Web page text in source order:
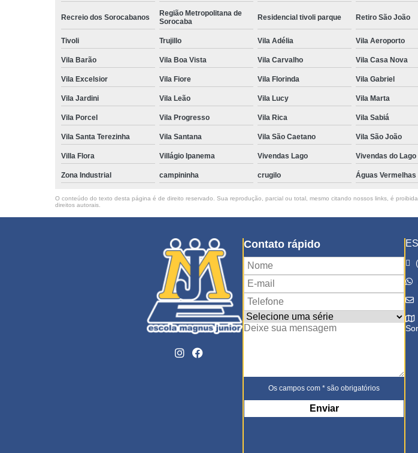
Recreio dos Sorocabanos
Região Metropolitana de
Sorocaba
Residencial tivoli parque Retiro São João
Tivoli Trujillo Vila Adélia Vila Aeroporto
Vila Barão Vila Boa Vista Vila Carvalho Vila Casa Nova
Vila Excelsior Vila Fiore Vila Florinda Vila Gabriel
Vila Jardini Vila Leão Vila Lucy Vila Marta
Vila Porcel Vila Progresso Vila Rica Vila Sabiá
Vila Santa Terezinha Vila Santana Vila São Caetano Vila São João
Villa Flora Villágio Ipanema Vivendas Lago Vivendas do Lago
Zona Industrial campininha crugilo Águas Vermelhas
O conteúdo do texto desta página é de direito reservado. Sua reprodução, parcial ou total, mesmo citando nossos links, é
direitos autorais
Contato rápido
Os campos com * são obrigatórios